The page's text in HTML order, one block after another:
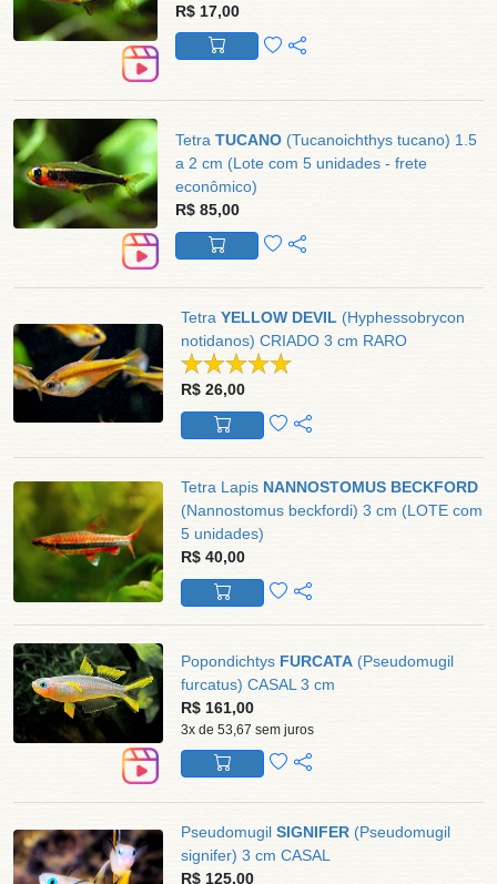
R$ 17,00
Tetra TUCANO (Tucanoichthys tucano) 1.5
a 2 cm (Lote com 5 unidades - frete
econômico)
R$ 85,00
Tetra YELLOW DEVIL (Hyphessobrycon
notidanos) CRIADO 3 cm RARO
R$ 26,00
Tetra Lapis NANNOSTOMUS BECKFORD
(Nannostomus beckfordi) 3 cm (LOTE com
5 unidades)
R$ 40,00
Popondichtys FURCATA (Pseudomugil
furcatus) CASAL 3 cm
R$ 161,00
3x de 53,67 sem juros
Pseudomugil SIGNIFER (Pseudomugil
signifer) 3 cm CASAL
R$ 125,00